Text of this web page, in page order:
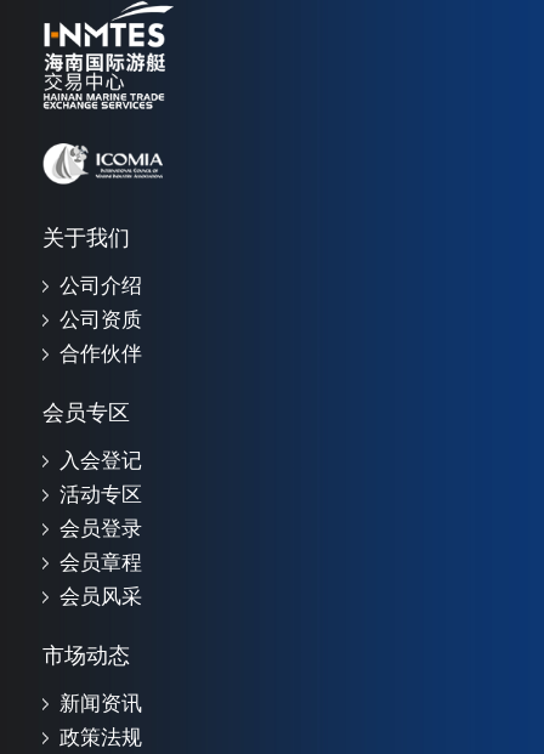
关于我们
公司介绍
公司资质
合作伙伴
会员专区
入会登记
活动专区
会员登录
会员章程
会员风采
市场动态
新闻资讯
政策法规